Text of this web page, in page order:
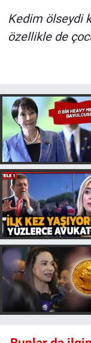
Kedim ölseydi
özellikle de
Türkiye'nin
Canlı Yayın